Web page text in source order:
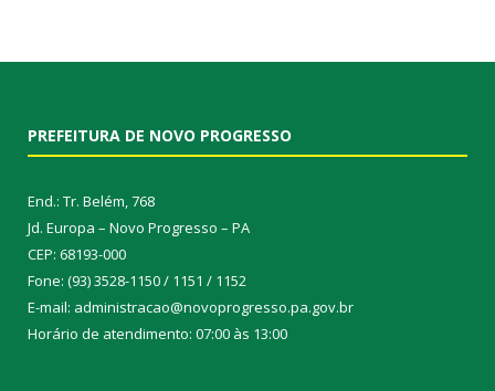
PREFEITURA DE NOVO PROGRESSO
End.: Tr. Belém, 768
Jd. Europa – Novo Progresso – PA
CEP: 68193-000
Fone: (93) 3528-1150 / 1151 / 1152
E-mail: administracao@novoprogresso.pa.gov.br
Horário de atendimento: 07:00 às 13:00